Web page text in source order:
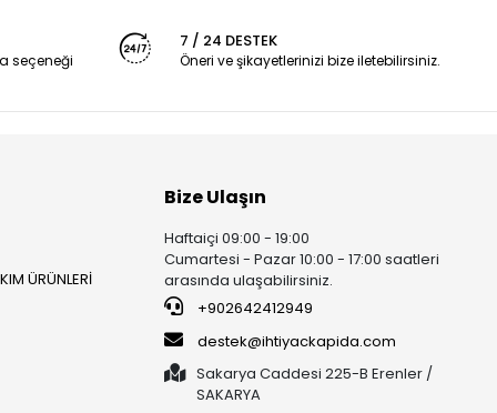
seçeneği
7 / 24 DESTEK
Öneri ve şikayetlerinizi bize iletebilirsiniz.
ÜRÜNLERİ
Bize Ulaşın
Haftaiçi 09:00 - 19:00
Cumartesi - Pazar 10:00 - 17:00 saatleri
arasında ulaşabilirsiniz.
+902642412949
destek@ihtiyackapida.com
Sakarya Caddesi 225-B Erenler /
SAKARYA